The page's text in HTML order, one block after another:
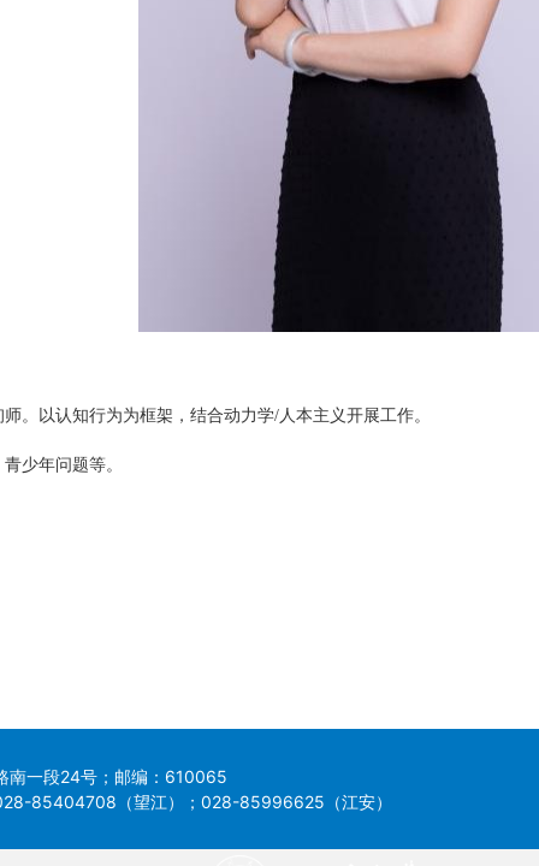
。以认知行为为框架，结合动力学/人本主义开展工作。
少年问题等。
南一段24号；邮编：610065
85404708（望江）；028-85996625（江安）